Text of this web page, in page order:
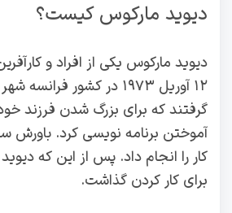
دیوید مارکوس کیست؟
دیوید مارکوس یکی از افراد و
۱۲ آوریل ۱۹۷۳ در
گرفتند که برای بزرگ شدن فرزند
آموختن برنامه نویسی کرد. باورش
کار را انجام داد. پس از این که
برای کار کردن گذاشت.